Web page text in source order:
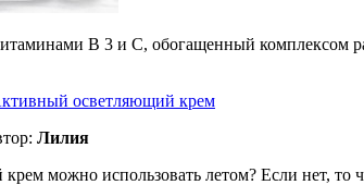
В 3 и С, обогащенный комплексом
осветляющий крем
Лилия
можно использовать летом? Если нет, то